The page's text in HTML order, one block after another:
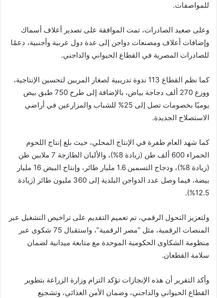
للمواصفات.
وعلى صعيد الصادرات، تمت الموافقة على تصدير أعلاف أسماك
وإضافات أعلاف ومصنعات دواجن إلى عدة دول عربية وأجنبية، دعمًا
للصادرات المصرية في القطاع الحيواني والداجني.
كما نظم القطاع 113 ندوة تدريبية لصغار المربين لتحسين الإنتاجية،
ووزع 270 ألف دجاجة بياض، بالإضافة إلى طرح 750 طبق بيض
يوميًا بخصومات تصل إلى 25% للشباب والمزارعين في أراضي
الاستصلاح الجديدة.
كما شهد العام طفرة في الإنتاج المحلي، حيث بلغ إنتاج اللحوم
الحمراء 600 ألف طن (زيادة 8%)، والألبان الطازجة 7 ملايين طن
(زيادة 8%)، ودجاج التسمين 1.6 مليار طائر، وإنتاج البيض 16 مليار
بيضة، فيما وصل عدد الدواجن البلدية إلى 360 مليون طائر (زيادة
12.5%).
ولتعزيز التحول الرقمي، تم تعميم التقديم على تراخيص التشغيل عبر
المنصات الرقمية، مثل “مصر الرقمية”، واستقبال 75 شكوى عبر
منظومة الشكاوى الحكومية الموحدة مع متابعة ميدانية لضمان
سلامة القطعان.
وأكد التقرير أن هذه الإنجازات تؤكد التزام وزارة الزراعة بتطوير
القطاع الحيواني والداجني، وضمان الأمن الغذائي، وتشجيع